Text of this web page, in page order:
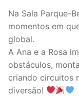
Na Sala Parque-
momentos em
global.
A Ana e a Rosa
obstáculos,
criando circuitos
diversão!